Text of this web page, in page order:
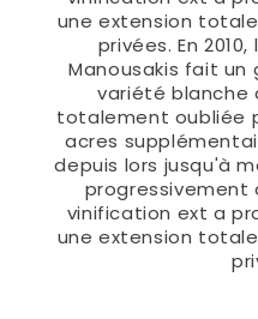
une extension
privées. En
Manousakis fait
variété blanche
totalement oubliée
acres
depuis lors jusqu'à
vinification ext a
une extension